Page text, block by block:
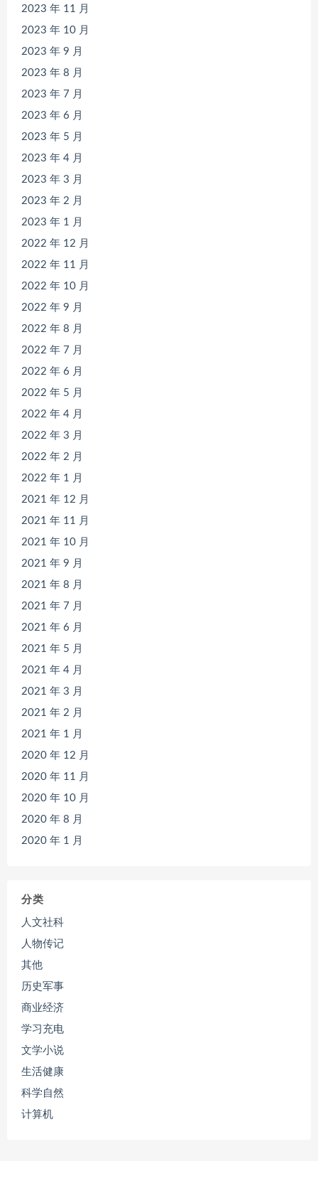
2023 年 11 月
2023 年 10 月
2023 年 9 月
2023 年 8 月
2023 年 7 月
2023 年 6 月
2023 年 5 月
2023 年 4 月
2023 年 3 月
2023 年 2 月
2023 年 1 月
2022 年 12 月
2022 年 11 月
2022 年 10 月
2022 年 9 月
2022 年 8 月
2022 年 7 月
2022 年 6 月
2022 年 5 月
2022 年 4 月
2022 年 3 月
2022 年 2 月
2022 年 1 月
2021 年 12 月
2021 年 11 月
2021 年 10 月
2021 年 9 月
2021 年 8 月
2021 年 7 月
2021 年 6 月
2021 年 5 月
2021 年 4 月
2021 年 3 月
2021 年 2 月
2021 年 1 月
2020 年 12 月
2020 年 11 月
2020 年 10 月
2020 年 8 月
2020 年 1 月
分类
人文社科
人物传记
其他
历史军事
商业经济
学习充电
文学小说
生活健康
科学自然
计算机